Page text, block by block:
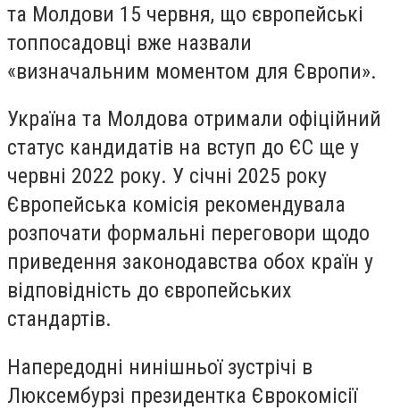
та Молдови 15 червня, що європейські
топпосадовці вже назвали
«визначальним моментом для Європи».
Україна та Молдова отримали офіційний
статус кандидатів на вступ до ЄС ще у
червні 2022 року. У січні 2025 року
Європейська комісія рекомендувала
розпочати формальні переговори щодо
приведення законодавства обох країн у
відповідність до європейських
стандартів.
Напередодні нинішньої зустрічі в
Люксембурзі президентка Єврокомісії